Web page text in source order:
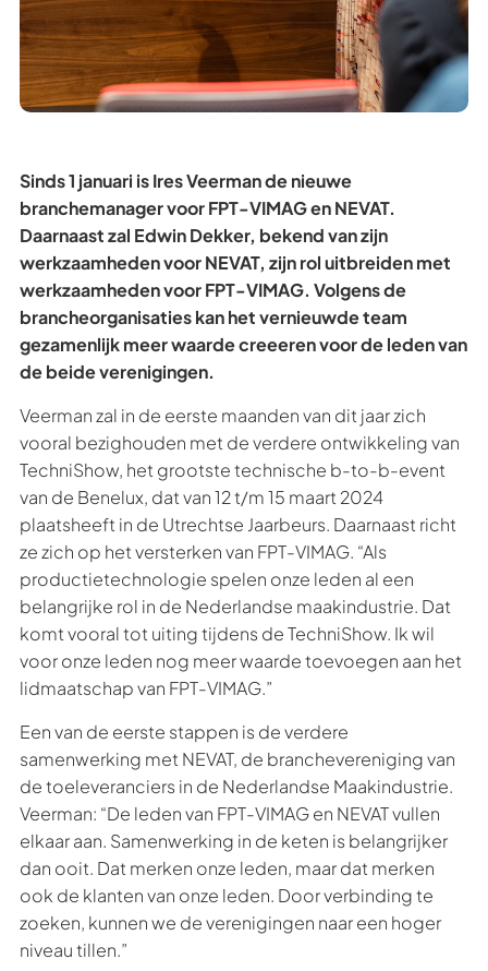
Sinds 1 januari is Ires Veerman de nieuwe
branchemanager voor FPT-VIMAG en NEVAT.
Daarnaast zal Edwin Dekker, bekend van zijn
werkzaamheden voor NEVAT, zijn rol uitbreiden met
werkzaamheden voor FPT-VIMAG. Volgens de
brancheorganisaties kan het vernieuwde team
gezamenlijk meer waarde creeeren voor de leden van
de beide verenigingen.
Veerman zal in de eerste maanden van dit jaar zich
vooral bezighouden met de verdere ontwikkeling van
TechniShow, het grootste technische b-to-b-event
van de Benelux, dat van 12 t/m 15 maart 2024
plaatsheeft in de Utrechtse Jaarbeurs. Daarnaast richt
ze zich op het versterken van FPT-VIMAG. “Als
productietechnologie spelen onze leden al een
belangrijke rol in de Nederlandse maakindustrie. Dat
komt vooral tot uiting tijdens de TechniShow. Ik wil
voor onze leden nog meer waarde toevoegen aan het
lidmaatschap van FPT-VIMAG.”
Een van de eerste stappen is de verdere
samenwerking met NEVAT, de branchevereniging van
de toeleveranciers in de Nederlandse Maakindustrie.
Veerman: “De leden van FPT-VIMAG en NEVAT vullen
elkaar aan. Samenwerking in de keten is belangrijker
dan ooit. Dat merken onze leden, maar dat merken
ook de klanten van onze leden. Door verbinding te
zoeken, kunnen we de verenigingen naar een hoger
niveau tillen.”